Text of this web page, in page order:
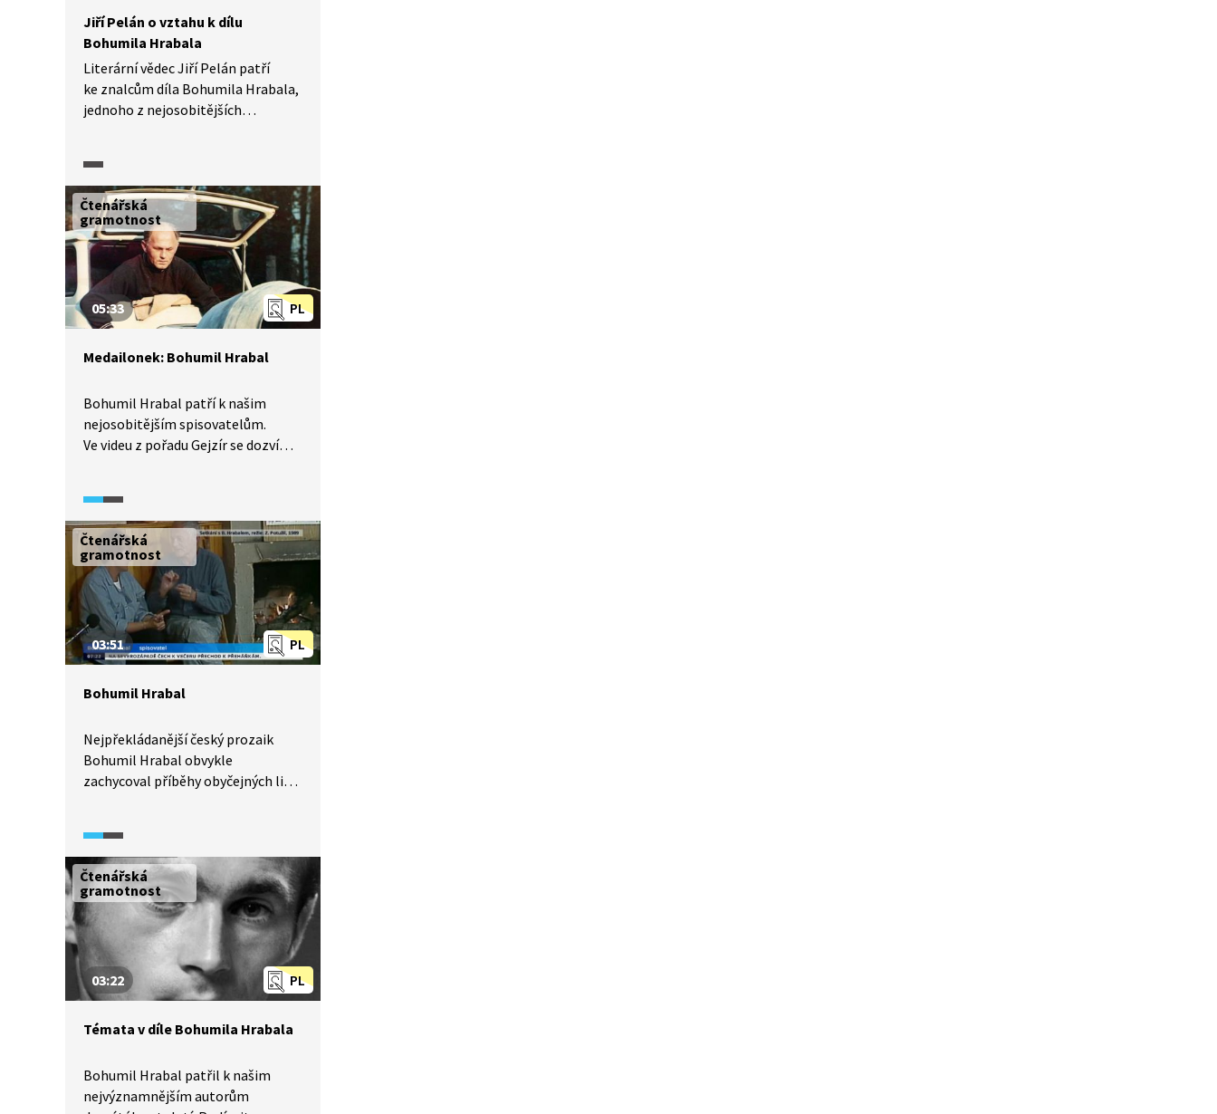
Jiří Pelán o vztahu k dílu
Bohumila Hrabala
Literární vědec Jiří Pelán patří
ke znalcům díla Bohumila Hrabala,
jednoho z nejosobitějších
rozsáhlou studii o Hrabalovi, ale
rovněž je spolueditorem
Hrabalových Spisů, které vyšly
v nakladatelství Mladá fronta.
V rozhovoru Pelán popisuje svůj
osobní vztah k Hrabalovi
a současně tím i signifikantní rysy
tohoto spisovatele.
Čtenářská
gramotnost
PL
05:33
Medailonek: Bohumil Hrabal
Bohumil Hrabal patří k našim
nejosobitějším spisovatelům.
Ve videu z pořadu Gejzír se dozvíme
v celkem pozdním věku, jazykové
tvořivosti i o filmových adaptacích
jeho děl.
Čtenářská
gramotnost
PL
03:51
Bohumil Hrabal
Nejpřekládanější český prozaik
Bohumil Hrabal obvykle
zachycoval příběhy obyčejných lidí,
hospodským pábením pak
maskoval svou silnou až
surrealistickou obraznost.
Po okupaci v roce 1968 se dostal
na seznam zakázaných autorů.
Čtenářská
gramotnost
PL
03:22
Témata v díle Bohumila Hrabala
Bohumil Hrabal patřil k našim
nejvýznamnějším autorům